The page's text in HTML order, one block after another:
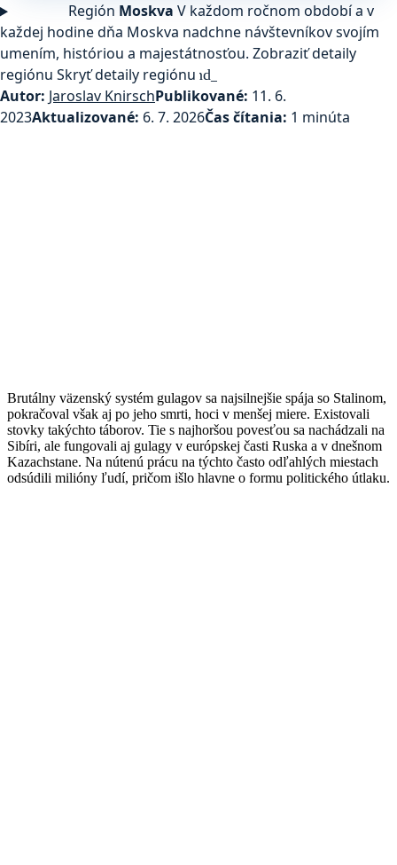
na
Google
Maps.
Región Moskva V každom ročnom období a v
každej hodine dňa Moskva nadchne návštevníkov svojím
umením, históriou a majestátnosťou. Zobraziť detaily
regiónu Skryť detaily regiónuexpand_more
Autor: Jaroslav KnirschPublikované: 11. 6.
2023Aktualizované: 6. 7. 2026Čas čítania: 1 minúta
Brutálny väzenský systém gulagov sa najsilnejšie spája so Stalinom,
pokračoval však aj po jeho smrti, hoci v menšej miere. Existovali
stovky takýchto táborov. Tie s najhoršou povesťou sa nachádzali na
Sibíri, ale fungovali aj gulagy v európskej časti Ruska a v dnešnom
Kazachstane. Na nútenú prácu na týchto často odľahlých miestach
odsúdili milióny ľudí, pričom išlo hlavne o formu politického útlaku.